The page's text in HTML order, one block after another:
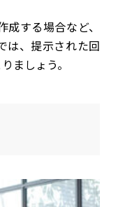
する場合など、
は、提示された回
ましょう。